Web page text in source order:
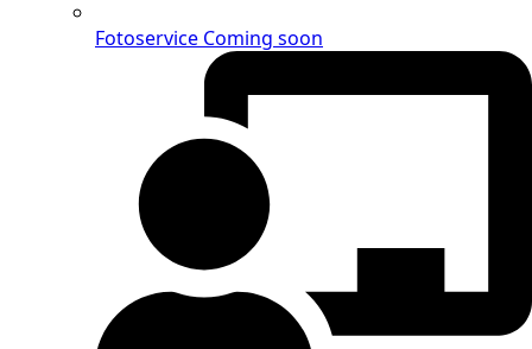
Fotoservice Coming soon